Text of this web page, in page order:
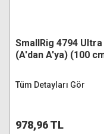
SmallRig 4794
(A'dan A'ya) (100
Tüm Detayları Gör
978,96 TL